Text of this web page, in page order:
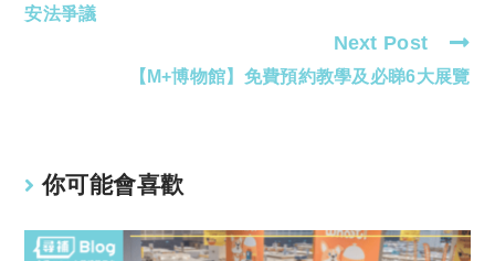
articles
安法爭議
Next Post
【M+博物館】免費預約教學及必睇6大展覽
你可能會喜歡